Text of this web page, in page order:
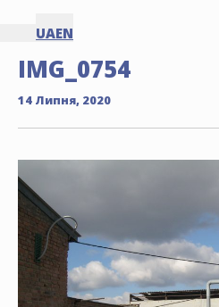
UAEN
IMG_0754
14 Липня, 2020